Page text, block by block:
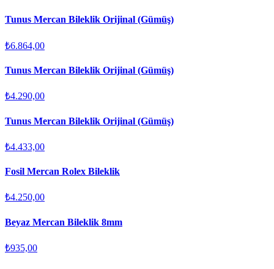
Tunus Mercan Bileklik Orijinal (Gümüş)
₺6.864,00
Tunus Mercan Bileklik Orijinal (Gümüş)
₺4.290,00
Tunus Mercan Bileklik Orijinal (Gümüş)
₺4.433,00
Fosil Mercan Rolex Bileklik
₺4.250,00
Beyaz Mercan Bileklik 8mm
₺935,00